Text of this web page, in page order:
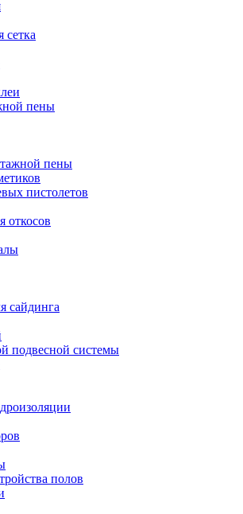
сетка
пены
пены
пистолетов
откосов
сайдинга
подвесной системы
полов